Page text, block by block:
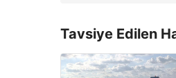
Tavsiye Edilen